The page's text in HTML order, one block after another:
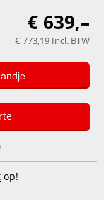
€ 639,–
€ 773,19 Incl. BTW
op!